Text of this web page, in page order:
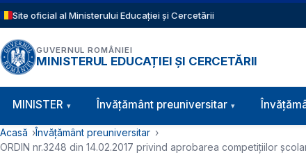
Sari la conținutul principal
Site oficial al Ministerului Educației și Cercetării
GUVERNUL ROMÂNIEI
MINISTERUL EDUCAȚIEI ȘI CERCETĂRII
Navigație principală
MINISTER Învăţământ preuniversitar
Cale de navigare
Acasă
Învățământ preuniversitar
ORDIN nr.3248 din 14.02.2017 privind aprobarea competițiilor